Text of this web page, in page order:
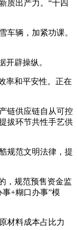
质出产力。“十四
辆，加紧功课。
辟操纵。
率和平安性。正在
链供应链自从可控
拔环节共性手艺供
规范文明法律，提
，规范预售资金监
+糊口办事”模
材料成本占比力